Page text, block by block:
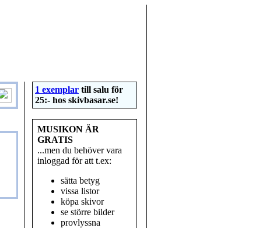
1 exemplar till salu för
25:- hos skivbasar.se!
MUSIKON ÄR
GRATIS
...men du behöver vara
inloggad för att t.ex:
sätta betyg
vissa listor
köpa skivor
se större bilder
provlyssna